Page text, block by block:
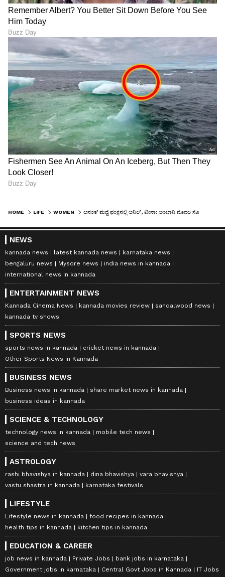
HOME LIFE WOMEN
NEWS
kannada news latest kannada news
karnataka news
bengaluru news
Mysore news
india news in kannada
international news in kannada
ENTERTAINMENT NEWS
Kannada Cinema News kannada movies review
sandalwood news
kannada tv shows
SPORTS NEWS
sports news in kannada
cricket news in kannada
Other Sports News in Kannada
BUSINESS NEWS
Business news in kannada
share market news in kannada
business ideas in kannada
SCIENCE & TECHNOLOGY
technology news in kannada
mobile tech news
science and tech news
ASTROLOGY
rashi bhavishya in kannada dina bhavishya
vara bhavishya
vastu shastra in kannada
karnataka festivals
LIFESTYLE
Lifestyle news in kannada
food recipes in kannada
health tips in kannada
kitchen tips in kannada
EDUCATION & CAREER
job news in kannada Private Jobs
bank jobs in karnataka
Government jobs in karnataka
Central Govt Jobs in Kannada IT Jobs